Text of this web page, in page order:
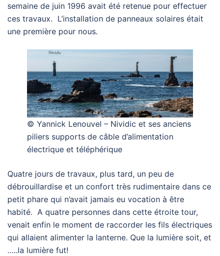
semaine de juin 1996 avait été retenue pour effectuer
ces travaux. L’installation de panneaux solaires était
une première pour nous.
© Yannick Lenouvel – Nividic et ses anciens
piliers supports de câble d’alimentation
électrique et téléphérique
Quatre jours de travaux, plus tard, un peu de
débrouillardise et un confort très rudimentaire dans ce
petit phare qui n’avait jamais eu vocation à être
habité. A quatre personnes dans cette étroite tour,
venait enfin le moment de raccorder les fils électriques
qui allaient alimenter la lanterne. Que la lumière soit, et
…..la lumière fut!